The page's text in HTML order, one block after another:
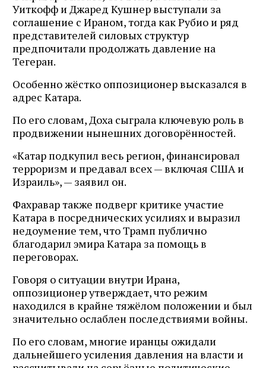
Уиткофф и Джаред Кушнер выступали за
соглашение с Ираном, тогда как Рубио и ряд
представителей силовых структур
предпочитали продолжать давление на
Тегеран.
Особенно жёстко оппозиционер высказался в
адрес Катара.
По его словам, Доха сыграла ключевую роль в
продвижении нынешних договорённостей.
«Катар подкупил весь регион, финансировал
терроризм и предавал всех — включая США и
Израиль», — заявил он.
Фахравар также подверг критике участие
Катара в посреднических усилиях и выразил
недоумение тем, что Трамп публично
благодарил эмира Катара за помощь в
переговорах.
Говоря о ситуации внутри Ирана,
оппозиционер утверждает, что режим
находился в крайне тяжёлом положении и был
значительно ослаблен последствиями войны.
По его словам, многие иранцы ожидали
дальнейшего усиления давления на власти и